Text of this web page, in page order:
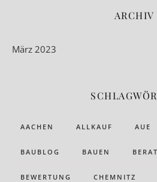
ARCHIV
März 2023
AACHEN ALLKAUF AUE
BAUBLOG BAUEN
BEWERTUNG CHEMNITZ